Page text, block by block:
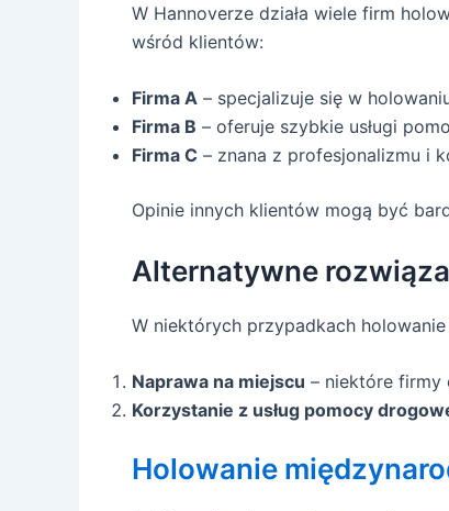
W Hannoverze działa wiele firm
wśród klientów:
Firma A – specjalizuje się w
Firma B – oferuje szybkie usługi
Firma C – znana z profesjonalizmu i
Opinie innych klientów mogą być
Alternatywne
W niektórych przypadkach
Naprawa na miejscu – niektóre firmy
Korzystanie z usług pomocy
Holowanie